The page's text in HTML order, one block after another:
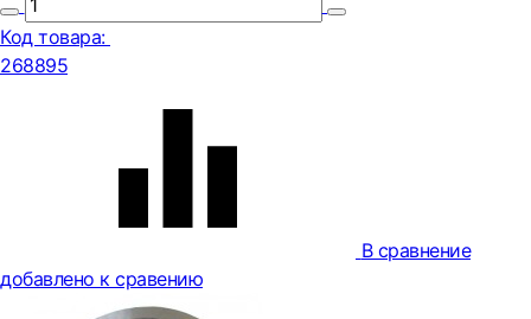
Код товара:
268895
В сравнение
добавлено к сравению